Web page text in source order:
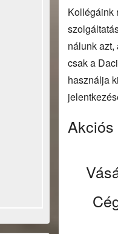
Kollégáink
nálunk
csak a
használja